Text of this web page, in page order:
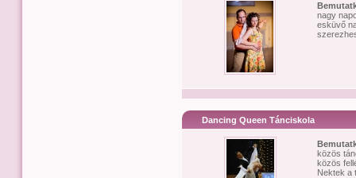
nagy
esküvő
Dancing Queen Tánciskola
közös
közös
Nektek a